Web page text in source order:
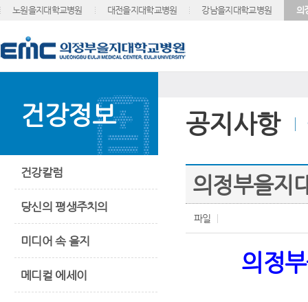
노원을지대학교병원 대전을지대학교병원 강남을지대학교병원 의
건강정보
건강칼럼
당신의 평생주치의
미디어 속 을지
메디컬 에세이
공지사항
의정부을지
파일
의정